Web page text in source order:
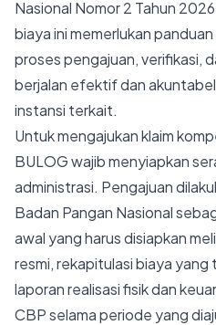
Nasional Nomor 2 Tahun
biaya ini memerlukan
proses pengajuan, verifikasi,
berjalan efektif dan
instansi terkait.
Untuk mengajukan klaim
BULOG wajib menyiapkan
administrasi. Pengajuan
Badan Pangan Nasional
awal yang harus disiapkan
resmi, rekapitulasi biaya yang
laporan realisasi fisik dan
CBP selama periode yang